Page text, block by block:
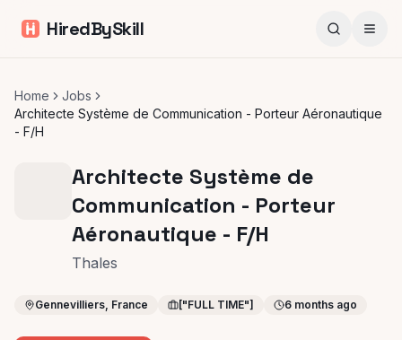
HiredBySkill
Home
Jobs
Architecte Système de Communication - Porteur Aéronautique
- F/H
Architecte Système de
Communication - Porteur
Aéronautique - F/H
Thales
Gennevilliers, France ["FULL TIME"] 6 months ago